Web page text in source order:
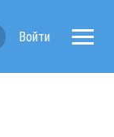
Войти